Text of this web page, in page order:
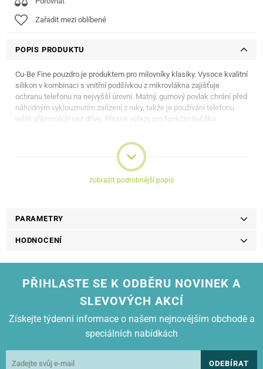
Zařadit mezi oblíbené
POPIS PRODUKTU
Cu-Be Fine pouzdro je produktem pro milovníky klasiky. Vysoce kvalitní
silikon v kombinaci s vnitřní podšívkou z mikrovlákna zajišťuje
ochranu telefonu na nejvyšší úrovni. Matný, gumový povlak chrání před
náhodným vyklouznutím zařízení z ruky, takže je používání telefonu
ještě příjemnější než dříve. Přesné výřezy pro funkční tlačítka,
Důležité je, že pro ty, kteří oceňují nové technologie, je pouzdro
kompatibilní s bezdrátovými nabíječkami a pouzdro není nutné při
zobrazit podrobnější popis
PARAMETRY
HODNOCENÍ
PŘIHLASTE SE K ODBĚRU NOVINEK A
SLEVOVÝCH AKCÍ
Získejte týdenní informace o našem nejnovějším obchodě a
speciálních nabídkách
ODEBÍRAT